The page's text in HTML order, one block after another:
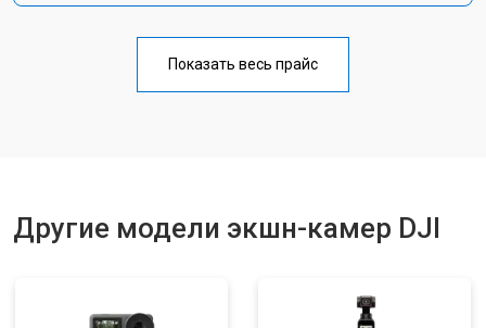
Показать весь прайс
Другие модели экшн-камер DJI